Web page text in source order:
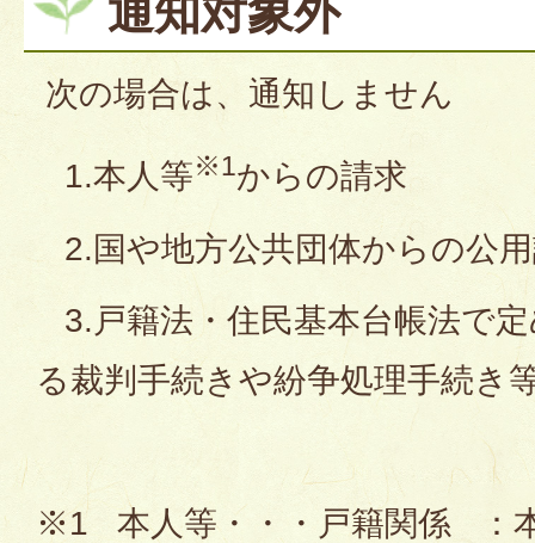
通知対象外
次の場合は、通知しません
1.本人等※1からの請求
2.国や地方公共団体からの公
3.戸籍法・住民基本台帳法で
る裁判手続きや紛争処理手続き
※1 本人等・・・戸籍関係 ：